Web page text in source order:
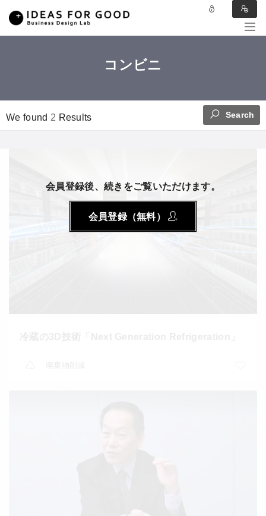
コンビニ
We found 2 Results Search
会員登録後、続きをご覧いただけます。
会員登録（無料）